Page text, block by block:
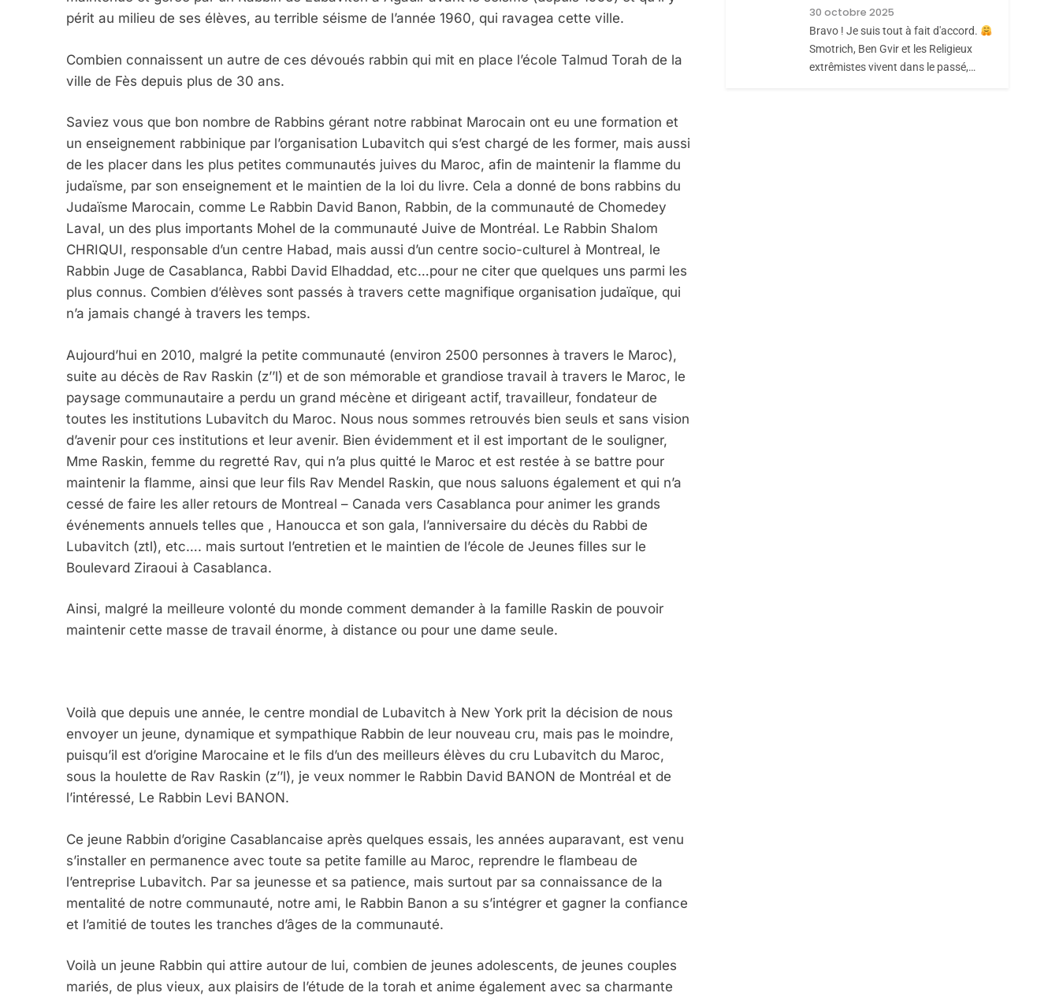
périt au milieu de ses élèves, au terrible séisme de l’année 1960, qui ravagea cette ville.
Combien connaissent un autre de ces dévoués rabbin qui mit en place l’école Talmud Torah de la
ville de Fès depuis plus de 30 ans.
Saviez vous que bon nombre de Rabbins gérant notre rabbinat Marocain ont eu une formation et
un enseignement rabbinique par l’organisation Lubavitch qui s’est chargé de les former, mais aussi
de les placer dans les plus petites communautés juives du Maroc, afin de maintenir la flamme du
judaïsme, par son enseignement et le maintien de la loi du livre. Cela a donné de bons rabbins du
Judaïsme Marocain, comme Le Rabbin David Banon, Rabbin, de la communauté de Chomedey
Laval, un des plus importants Mohel de la communauté Juive de Montréal. Le Rabbin Shalom
CHRIQUI, responsable d’un centre Habad, mais aussi d’un centre socio-culturel à Montreal, le
Rabbin Juge de Casablanca, Rabbi David Elhaddad, etc…pour ne citer que quelques uns parmi les
plus connus. Combien d’élèves sont passés à travers cette magnifique organisation judaïque, qui
n’a jamais changé à travers les temps.
Aujourd’hui en 2010, malgré la petite communauté (environ 2500 personnes à travers le Maroc),
suite au décès de Rav Raskin (z’’l) et de son mémorable et grandiose travail à travers le Maroc, le
paysage communautaire a perdu un grand mécène et dirigeant actif, travailleur, fondateur de
toutes les institutions Lubavitch du Maroc. Nous nous sommes retrouvés bien seuls et sans vision
d’avenir pour ces institutions et leur avenir. Bien évidemment et il est important de le souligner,
Mme Raskin, femme du regretté Rav, qui n’a plus quitté le Maroc et est restée à se battre pour
maintenir la flamme, ainsi que leur fils Rav Mendel Raskin, que nous saluons également et qui n’a
cessé de faire les aller retours de Montreal – Canada vers Casablanca pour animer les grands
événements annuels telles que , Hanoucca et son gala, l’anniversaire du décès du Rabbi de
Lubavitch (ztl), etc…. mais surtout l’entretien et le maintien de l’école de Jeunes filles sur le
Boulevard Ziraoui à Casablanca.
Ainsi, malgré la meilleure volonté du monde comment demander à la famille Raskin de pouvoir
maintenir cette masse de travail énorme, à distance ou pour une dame seule.
Voilà que depuis une année, le centre mondial de Lubavitch à New York prit la décision de nous
envoyer un jeune, dynamique et sympathique Rabbin de leur nouveau cru, mais pas le moindre,
puisqu’il est d’origine Marocaine et le fils d’un des meilleurs élèves du cru Lubavitch du Maroc,
sous la houlette de Rav Raskin (z’’l), je veux nommer le Rabbin David BANON de Montréal et de
l’intéressé, Le Rabbin Levi BANON.
Ce jeune Rabbin d’origine Casablancaise après quelques essais, les années auparavant, est venu
s’installer en permanence avec toute sa petite famille au Maroc, reprendre le flambeau de
l’entreprise Lubavitch. Par sa jeunesse et sa patience, mais surtout par sa connaissance de la
mentalité de notre communauté, notre ami, le Rabbin Banon a su s’intégrer et gagner la confiance
et l’amitié de toutes les tranches d’âges de la communauté.
Voilà un jeune Rabbin qui attire autour de lui, combien de jeunes adolescents, de jeunes couples
mariés, de plus vieux, aux plaisirs de l’étude de la torah et anime également avec sa charmante
Zrihen-Dvir
MANQUE – Jacques
Hadida
JUDAISME
Maroc : Les Amandes
30 octobre 2025
Bravo ! Je suis tout à fait d'accord.
Smotrich, Ben Gvir et les Religieux
extrêmistes vivent dans le passé,…